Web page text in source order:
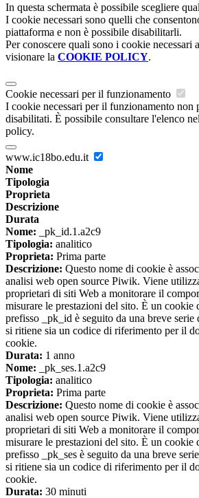
In questa schermata è possibile scegliere
I cookie necessari sono quelli che
piattaforma e non è possibile disabilitarli.
Per conoscere quali sono i cookie necessari
visionare la COOKIE POLICY.
Cookie necessari per il funzionamento
I cookie necessari per il funzionamento non
disabilitati. È possibile consultare l'elenco
policy.
www.ic18bo.edu.it
Nome
Tipologia
Proprieta
Descrizione
Durata
Nome: _pk_id.1.a2c9
Tipologia: analitico
Proprieta: Prima parte
Descrizione: Questo nome di cookie è
analisi web open source Piwik. Viene
proprietari di siti Web a monitorare il
misurare le prestazioni del sito. È un
prefisso _pk_id è seguito da una breve serie
si ritiene sia un codice di riferimento per il
cookie.
Durata: 1 anno
Nome: _pk_ses.1.a2c9
Tipologia: analitico
Proprieta: Prima parte
Descrizione: Questo nome di cookie è
analisi web open source Piwik. Viene
proprietari di siti Web a monitorare il
misurare le prestazioni del sito. È un
prefisso _pk_ses è seguito da una breve
si ritiene sia un codice di riferimento per il
cookie.
Durata: 30 minuti